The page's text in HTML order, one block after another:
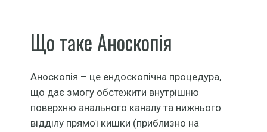
Що таке Аноскопія
Аноскопія – це ендоскопічна процедура,
що дає змогу обстежити внутрішню
поверхню анального каналу та нижнього
відділу прямої кишки (приблизно на